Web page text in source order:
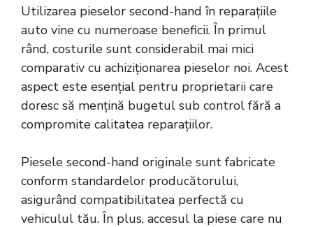
Utilizarea pieselor second-hand în reparațiile
auto vine cu numeroase beneficii. În primul
rând, costurile sunt considerabil mai mici
comparativ cu achiziționarea pieselor noi. Acest
aspect este esențial pentru proprietarii care
doresc să mențină bugetul sub control fără a
compromite calitatea reparațiilor.
Piesele second-hand originale sunt fabricate
conform standardelor producătorului,
asigurând compatibilitatea perfectă cu
vehiculul tău. În plus, accesul la piese care nu